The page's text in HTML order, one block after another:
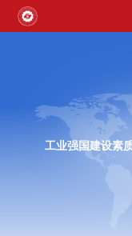
工业强国建设素